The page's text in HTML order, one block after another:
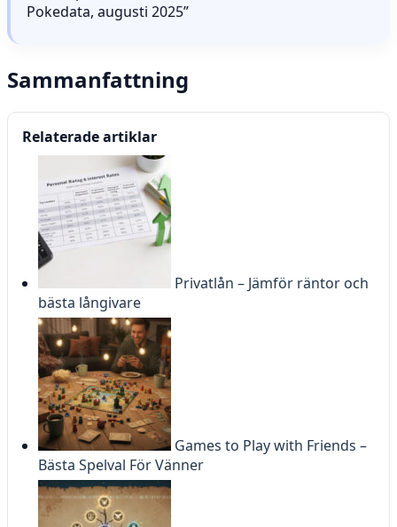
Pokedata, augusti 2025”
Sammanfattning
Relaterade artiklar
Privatlån – Jämför räntor och
bästa långivare
Games to Play with Friends –
Bästa Spelval För Vänner